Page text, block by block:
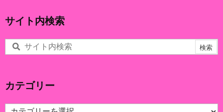
サイト内検索
カテゴリー
カ